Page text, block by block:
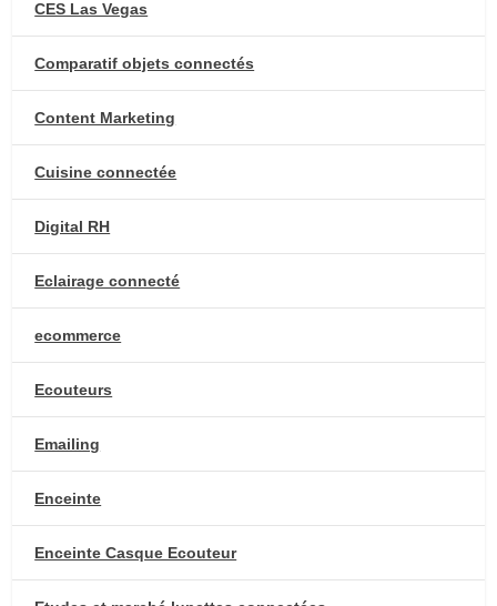
CES Las Vegas
Comparatif objets connectés
Content Marketing
Cuisine connectée
Digital RH
Eclairage connecté
ecommerce
Ecouteurs
Emailing
Enceinte
Enceinte Casque Ecouteur